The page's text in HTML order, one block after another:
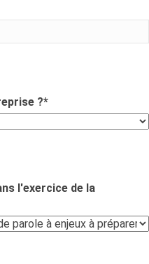
?*
l'exercice de la